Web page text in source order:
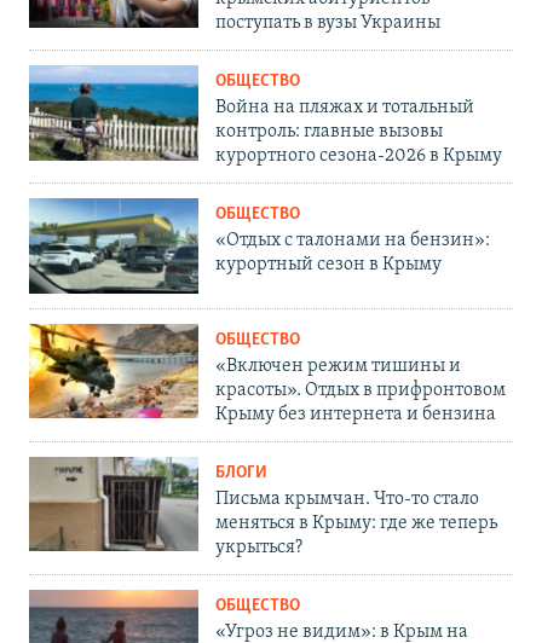
поступать в вузы Украины
ОБЩЕСТВО
Война на пляжах и тотальный
контроль: главные вызовы
курортного сезона-2026 в Крыму
ОБЩЕСТВО
«Отдых с талонами на бензин»:
курортный сезон в Крыму
ОБЩЕСТВО
«Включен режим тишины и
красоты». Отдых в прифронтовом
Крыму без интернета и бензина
БЛОГИ
Письма крымчан. Что-то стало
меняться в Крыму: где же теперь
укрыться?
ОБЩЕСТВО
«Угроз не видим»: в Крым на